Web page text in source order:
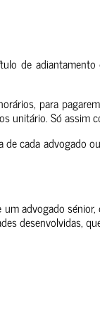
de
para
Só assim
cada advogado
advogado
desenvolvidas,